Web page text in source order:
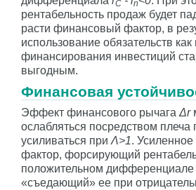
C n
рентабельность продаж будет
расти финансовый фактор, в
использование обязательств как
финансирования инвестиций
выгодным.
Финансовая
Эффект финансового рычагаΔr
ослабляться посредством плеча
усиливаться приΛ>1. Усиленное
фактор, форсирующий
положительном дифференциале
«съедающий» ее при